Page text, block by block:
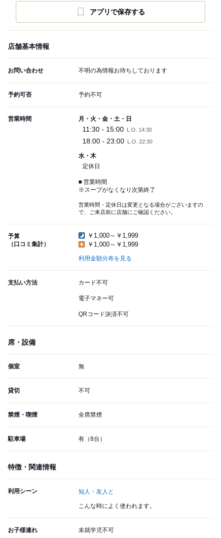
アプリで保存する
店舗基本情報
お問い合わせ 不明の為情報お待ちしております
予約可否 予約不可
営業時間 月・火・金・土・日
11:30 - 15:00 L.O. 14:30
18:00 - 23:00 L.O. 22:30
水・木
定休日
■ 営業時間
※スープがなくなり次第終了
営業時間・定休日は変更となる場合がございますの
で、ご来店前に店舗にご確認ください。
予算
（口コミ集計）
￥1,000～￥1,999
￥1,000～￥1,999
利用金額分布を見る
支払い方法 カード不可
電子マネー可
QRコード決済不可
席・設備
個室 無
貸切 不可
禁煙・喫煙 全席禁煙
駐車場 有（8台）
特徴・関連情報
利用シーン 知人・友人と
こんな時によく使われます。
お子様連れ 未就学児不可